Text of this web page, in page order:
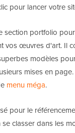
pour lancer votre
section portfolio
vos œuvres d'art. Il
modèles
mises en
menu méga.
pour le
classer dans les